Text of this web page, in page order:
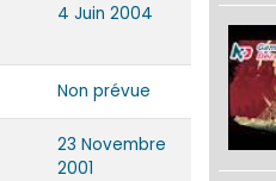
4 Juin 2004
Non prévue
23 Novembre
2001